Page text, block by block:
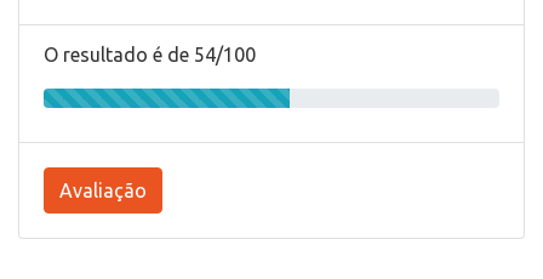
O resultado é de 54/100
Avaliação